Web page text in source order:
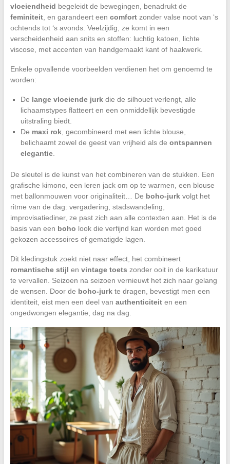
vloeiendheid begeleidt de bewegingen, benadrukt de
feminiteit, en garandeert een comfortzonder valse noot van ‘s
ochtends tot ‘s avonds. Veelzijdig, ze komt in een
verscheidenheid aan snits en stoffen: luchtig katoen, lichte
viscose, met accenten van handgemaakt kant of haakwerk.
Enkele opvallende voorbeelden verdienen het om genoemd te
worden:
De lange vloeiende jurkdie de silhouet verlengt, alle
lichaamstypes flatteert en een onmiddellijk bevestigde
uitstraling biedt.
De maxi rok, gecombineerd met een lichte blouse,
belichaamt zowel de geest van vrijheid als de ontspannen
elegantie.
De sleutel is de kunst van het combineren van de stukken. Een
grafische kimono, een leren jack om op te warmen, een blouse
met ballonmouwen voor originaliteit… De boho-jurkvolgt het
ritme van de dag: vergadering, stadswandeling,
improvisatiediner, ze past zich aan alle contexten aan. Het is de
basis van een boho look die verfijnd kan worden met goed
gekozen accessoires of gematigde lagen.
Dit kledingstuk zoekt niet naar effect, het combineert
romantische stijl en vintage toets zonder ooit in de karikatuur
te vervallen. Seizoen na seizoen vernieuwt het zich naar gelang
de wensen. Door de boho-jurkte dragen, bevestigt men een
identiteit, eist men een deel van authenticiteiten een
ongedwongen elegantie, dag na dag.